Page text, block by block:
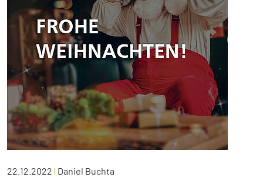
22.12.2022 | Daniel Buchta